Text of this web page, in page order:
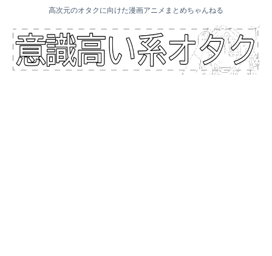
高次元のオタクに向けた漫画アニメまとめちゃんねる